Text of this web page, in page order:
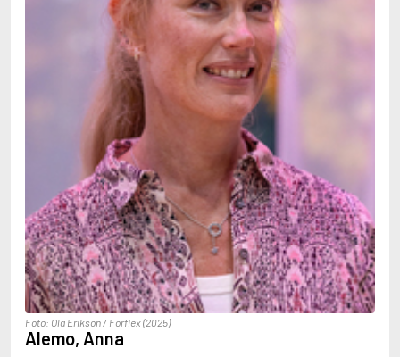
Abgarjan, Narine
Abrahams, Peter (f. 1919)
Abrahams, Peter (f. 1947)
Abse, Dannie
Abu-Jaber, Diana
Abulhawa, Susan
Aburas, Lone
Achebe, Chinua
Achmatova, Anna
Aciman, André
Ackebo, Lena
Acker, Kathy
Ackroyd, Peter
Adam de la Halle
Adamov, Arthur
Adams, Douglas
Adams, Herbert
Foto: Ola Erikson / Forflex (2025)
Alemo, Anna